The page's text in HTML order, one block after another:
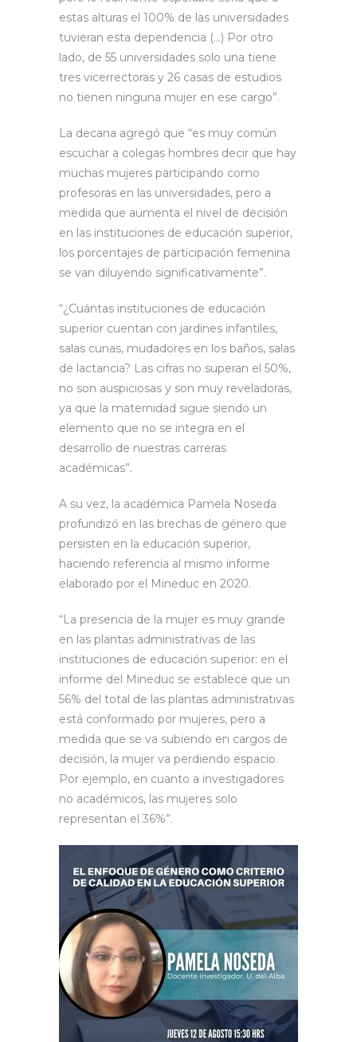
estas alturas el 100% de las universidades
tuvieran esta dependencia (…) Por otro
lado, de 55 universidades solo una tiene
tres vicerrectoras y 26 casas de estudios
no tienen ninguna mujer en ese cargo”.
La decana agregó que “es muy común
escuchar a colegas hombres decir que hay
muchas mujeres participando como
profesoras en las universidades, pero a
medida que aumenta el nivel de decisión
en las instituciones de educación superior,
los porcentajes de participación femenina
se van diluyendo significativamente”.
“¿Cuántas instituciones de educación
superior cuentan con jardines infantiles,
salas cunas, mudadores en los baños, salas
de lactancia? Las cifras no superan el 50%,
no son auspiciosas y son muy reveladoras,
ya que la maternidad sigue siendo un
elemento que no se integra en el
desarrollo de nuestras carreras
académicas”.
A su vez, la académica Pamela Noseda
profundizó en las brechas de género que
persisten en la educación superior,
haciendo referencia al mismo informe
elaborado por el Mineduc en 2020.
“La presencia de la mujer es muy grande
en las plantas administrativas de las
instituciones de educación superior: en el
informe del Mineduc se establece que un
56% del total de las plantas administrativas
está conformado por mujeres, pero a
medida que se va subiendo en cargos de
decisión, la mujer va perdiendo espacio.
Por ejemplo, en cuanto a investigadores
no académicos, las mujeres solo
representan el 36%”.